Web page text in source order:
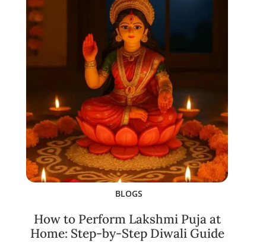
BLOGS
How to Perform Lakshmi Puja at
Home: Step-by-Step Diwali Guide